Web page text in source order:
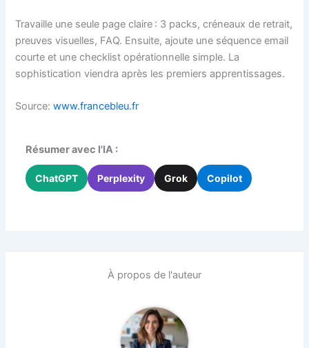
Travaille une seule page claire : 3 packs, créneaux de retrait,
preuves visuelles, FAQ. Ensuite, ajoute une séquence email
courte et une checklist opérationnelle simple. La
sophistication viendra après les premiers apprentissages.
Source:www.francebleu.fr
Résumer avec l'IA :
ChatGPT Perplexity Grok Copilot
À propos de l'auteur